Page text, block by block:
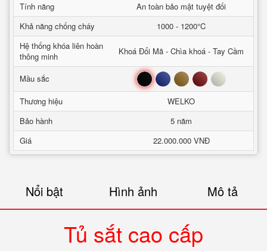
Tính năng
An toàn bảo mật tuyệt đối
Khả năng chống cháy
1000 - 1200°C
Hệ thống khóa liên hoàn
thông minh
Khoá Đổi Mã - Chìa khoá - Tay Cầm
Mầu sắc Đen Xanh Nâu Đỏ Trắng
Thương hiệu
WELKO
Bảo hành
5 năm
Giá
22.000.000 VNĐ
Nổi bật Hình ảnh Mô tả
Tủ sắt cao cấp